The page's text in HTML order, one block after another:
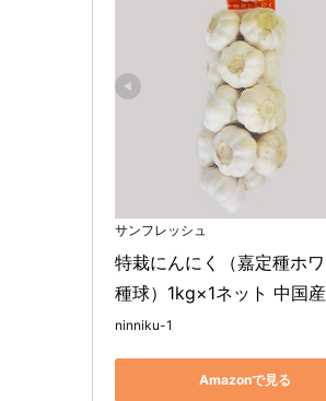
サンフレッシュ
特栽にんにく（嘉定種ホワ
種球）1kg×1ネット 中国
ninniku-1
Amazonで見る